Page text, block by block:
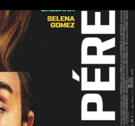
Il
Codice